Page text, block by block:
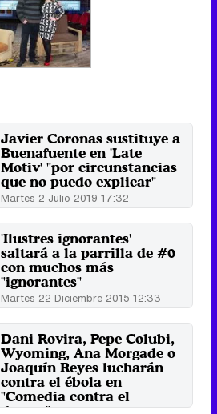
Javier Coronas sustituye a
Buenafuente en 'Late
Motiv' "por circunstancias
que no puedo explicar"
Martes 2 Julio 2019 17:32
'Ilustres ignorantes'
saltará a la parrilla de #0
con muchos más
"ignorantes"
Martes 22 Diciembre 2015 12:33
Dani Rovira, Pepe Colubi,
Wyoming, Ana Morgade o
Joaquín Reyes lucharán
contra el ébola en
"Comedia contra el
drama"